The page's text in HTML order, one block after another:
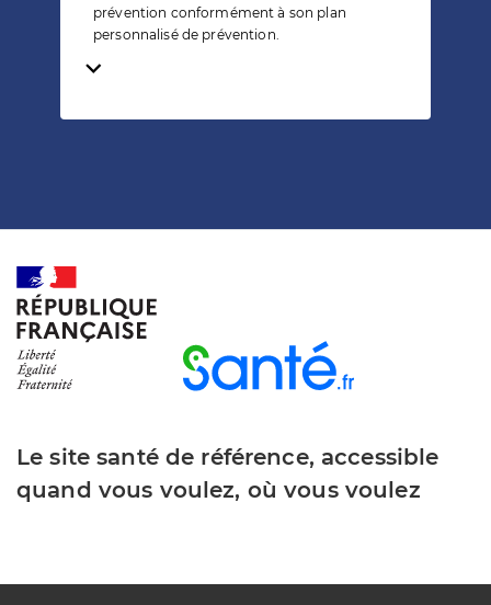
prévention conformément à son plan
personnalisé de prévention.
Temps de lecture
Le site santé de référence, accessible
quand vous voulez, où vous voulez